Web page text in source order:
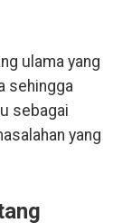
ulama yang
sehingga
sebagai
yang